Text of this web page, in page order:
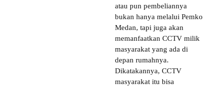
atau pun pembeliannya
bukan hanya melalui Pemko
Medan, tapi juga akan
memanfaatkan CCTV milik
masyarakat yang ada di
depan rumahnya.
Dikatakannya, CCTV
masyarakat itu bisa